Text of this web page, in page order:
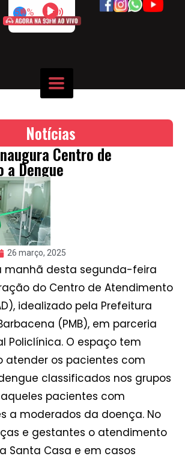
50%
Notícias
Centro de
a Dengue
26 março, 2025
manhã desta segunda-feira
do Centro de Atendimento
idealizado pela Prefeitura
(PMB), em parceria
Policlínica. O espaço tem
atender os pacientes com
classificados nos grupos
aqueles pacientes com
a moderados da doença. No
e gestantes o atendimento
Santa Casa e em casos